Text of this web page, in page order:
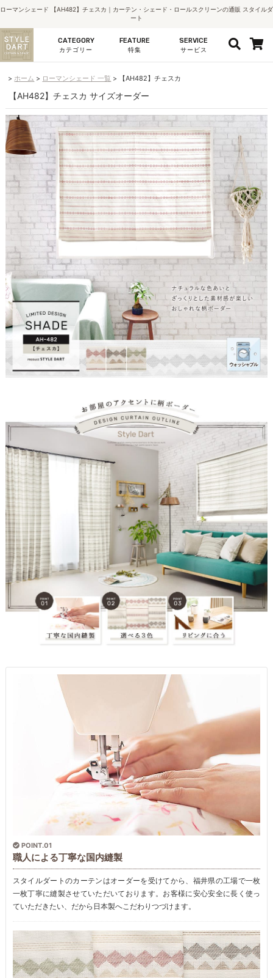
ローマンシェード 【AH482】チェスカ｜カーテン・シェード・ロールスクリーンの通販 スタイルダ
ート
CATEGORY
カテゴリー
FEATURE
特集
SERVICE
サービス
ホーム ローマンシェード 一覧 【AH482】チェスカ
【AH482】チェスカ サイズオーダー
POINT.01
職人による丁寧な国内縫製
スタイルダートのカーテンはオーダーを受けてから、福井県の工場で一枚
一枚丁寧に縫製させていただいております。お客様に安心安全に長く使っ
ていただきたい、だから日本製へこだわりつづけます。